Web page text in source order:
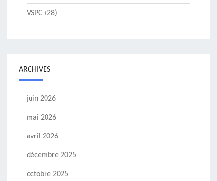
VSPC (28)
ARCHIVES
juin 2026
mai 2026
avril 2026
décembre 2025
octobre 2025